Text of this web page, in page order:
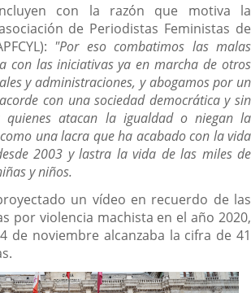
con la razón que motiva la
de Periodistas Feministas de
"Por eso combatimos las malas
con las iniciativas ya en marcha de otros
y administraciones, y abogamos por un
acorde con una sociedad democrática y sin
quienes atacan la igualdad o niegan la
una lacra que ha acabado con la vida
2003 y lastra la vida de las miles de
y niños.
un vídeo en recuerdo de las
por violencia machista en el año 2020,
de noviembre alcanzaba la cifra de 41